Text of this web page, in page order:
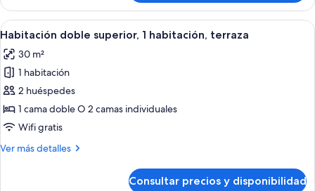
o
al
mar,
terraza
Familiar
Superior
con
a
la
piscina
o
al
mar,
terraza
Abrir
todas
las
fotos
de
Habitación
doble
1
Un balcón con vistas al océano, una
9
Habitación doble superior, 1 habitación, terraza
30 m²
1 habitación
2 huéspedes
1 cama doble O 2 camas individuales
Wifi gratis
Ver más detalles
Más
Consultar precios y disponibilidad